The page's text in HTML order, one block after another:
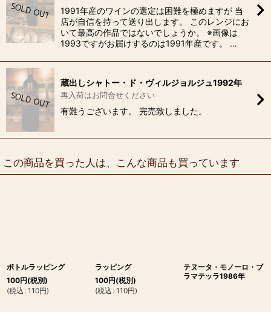
1991年産のワインの選定は困難を極めますが 当
店が自信を持って送り出します。 このレンジにお
いて最高の作品ではないでしょうか。 ※画像は
1993ですがお届けするのは1991年産です。 …
蔵出しシャトー・ド・ヴィルジョルジュ1992年
再入荷はお問合せください
有難うございます。 完売致しました。
この商品を買った人は、こんな商品も買っています
ボトルラッピング
100円(税別)
(税込 : 110円)
ラッピング
100円(税別)
(税込 : 110円)
テヌータ・モノーロ・ブ
ラマテッラ1986年